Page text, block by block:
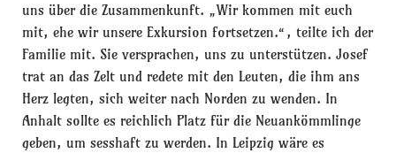
uns über die Zusammenkunft. „Wir kommen mit euch
mit, ehe wir unsere Exkursion fortsetzen.“, teilte ich der
Familie mit. Sie versprachen, uns zu unterstützen. Josef
trat an das Zelt und redete mit den Leuten, die ihm ans
Herz legten, sich weiter nach Norden zu wenden. In
Anhalt sollte es reichlich Platz für die Neuankömmlinge
geben, um sesshaft zu werden. In Leipzig wäre es